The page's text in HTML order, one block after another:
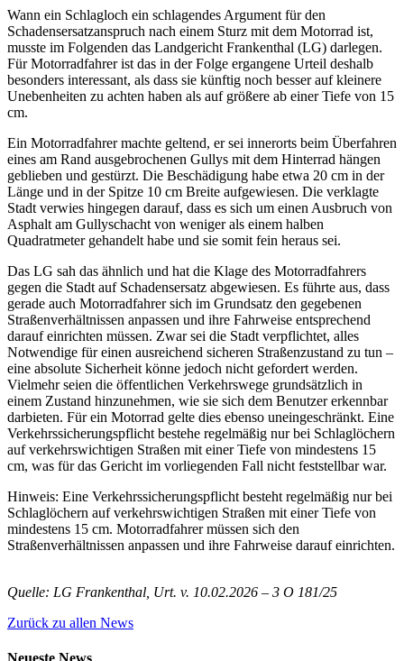
Wann ein Schlagloch ein schlagendes Argument für den
Schadensersatzanspruch nach einem Sturz mit dem Motorrad ist,
musste im Folgenden das Landgericht Frankenthal (LG) darlegen.
Für Motorradfahrer ist das in der Folge ergangene Urteil deshalb
besonders interessant, als dass sie künftig noch besser auf kleinere
Unebenheiten zu achten haben als auf größere ab einer Tiefe von 15
cm.
Ein Motorradfahrer machte geltend, er sei innerorts beim Überfahren
eines am Rand ausgebrochenen Gullys mit dem Hinterrad hängen
geblieben und gestürzt. Die Beschädigung habe etwa 20 cm in der
Länge und in der Spitze 10 cm Breite aufgewiesen. Die verklagte
Stadt verwies hingegen darauf, dass es sich um einen Ausbruch von
Asphalt am Gullyschacht von weniger als einem halben
Quadratmeter gehandelt habe und sie somit fein heraus sei.
Das LG sah das ähnlich und hat die Klage des Motorradfahrers
gegen die Stadt auf Schadensersatz abgewiesen. Es führte aus, dass
gerade auch Motorradfahrer sich im Grundsatz den gegebenen
Straßenverhältnissen anpassen und ihre Fahrweise entsprechend
darauf einrichten müssen. Zwar sei die Stadt verpflichtet, alles
Notwendige für einen ausreichend sicheren Straßenzustand zu tun –
eine absolute Sicherheit könne jedoch nicht gefordert werden.
Vielmehr seien die öffentlichen Verkehrswege grundsätzlich in
einem Zustand hinzunehmen, wie sie sich dem Benutzer erkennbar
darbieten. Für ein Motorrad gelte dies ebenso uneingeschränkt. Eine
Verkehrssicherungspflicht bestehe regelmäßig nur bei Schlaglöchern
auf verkehrswichtigen Straßen mit einer Tiefe von mindestens 15
cm, was für das Gericht im vorliegenden Fall nicht feststellbar war.
Hinweis: Eine Verkehrssicherungspflicht besteht regelmäßig nur bei
Schlaglöchern auf verkehrswichtigen Straßen mit einer Tiefe von
mindestens 15 cm. Motorradfahrer müssen sich den
Straßenverhältnissen anpassen und ihre Fahrweise darauf einrichten.
Quelle: LG Frankenthal, Urt. v. 10.02.2026 – 3 O 181/25
Zurück zu allen News